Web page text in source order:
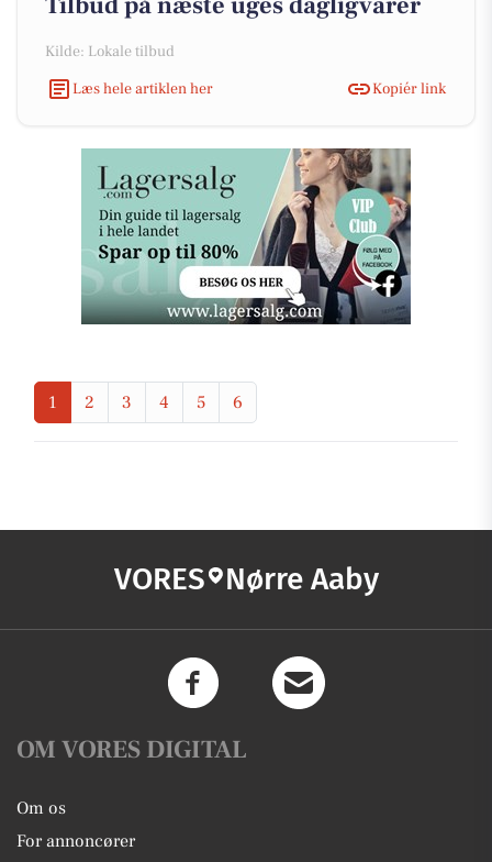
Kilde: Lokale tilbud
Læs hele artiklen her
Kopiér link
1 2 3 4 5 6
VORES Nørre Aaby
OM VORES DIGITAL
Om os
For annoncører